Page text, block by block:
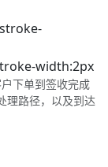
width:2px
下单到签收完成
理路径，以及到达